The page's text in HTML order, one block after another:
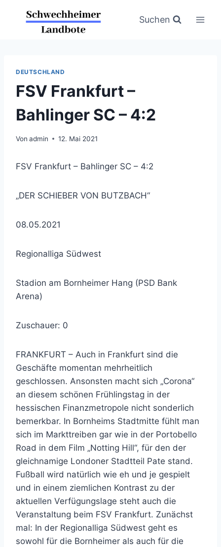
Suchen
DEUTSCHLAND
FSV Frankfurt –
Bahlinger SC – 4:2
Von admin 12. Mai 2021
FSV Frankfurt – Bahlinger SC – 4:2
„DER SCHIEBER VON BUTZBACH“
08.05.2021
Regionalliga Südwest
Stadion am Bornheimer Hang (PSD Bank
Arena)
Zuschauer: 0
FRANKFURT – Auch in Frankfurt sind die
Geschäfte momentan mehrheitlich
geschlossen. Ansonsten macht sich „Corona“
an diesem schönen Frühlingstag in der
hessischen Finanzmetropole nicht sonderlich
bemerkbar. In Bornheims Stadtmitte fühlt man
sich im Markttreiben gar wie in der Portobello
Road in dem Film „Notting Hill“, für den der
gleichnamige Londoner Stadtteil Pate stand.
Fußball wird natürlich wie eh und je gespielt
und in einem ziemlichen Kontrast zu der
aktuellen Verfügungslage steht auch die
Veranstaltung beim FSV Frankfurt. Zunächst
mal: In der Regionalliga Südwest geht es
sowohl für die Bornheimer als auch für die